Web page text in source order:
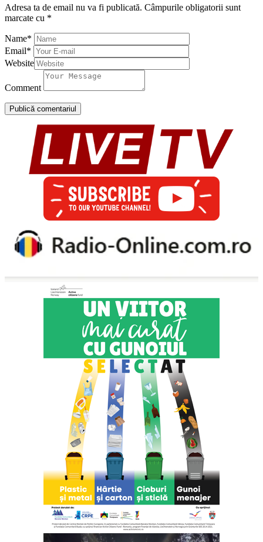
Adresa ta de email nu va fi publicată. Câmpurile obligatorii sunt
marcate cu *
Name*
Email*
Website
Comment